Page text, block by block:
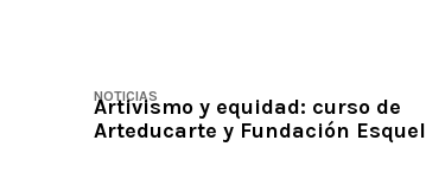
NOTICIAS
Artivismo y equidad: curso de
Arteducarte y Fundación Esquel